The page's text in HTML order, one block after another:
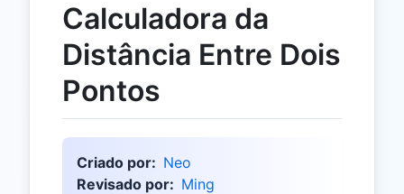
Calculadora da
Distância Entre Dois
Pontos
Criado por: Neo
Revisado por: Ming